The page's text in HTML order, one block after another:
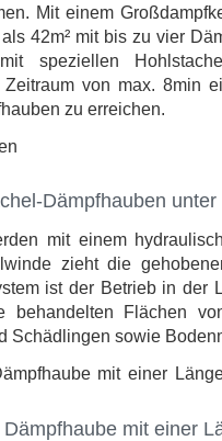
Mit einem
42m² mit bis zu vier
speziellen
von max. 8min
zu erreichen.
Dämpfhauben unter
mit einem
zieht die
ist der Betrieb in der
behandelten Flächen
Schädlingen sowie
mit einer